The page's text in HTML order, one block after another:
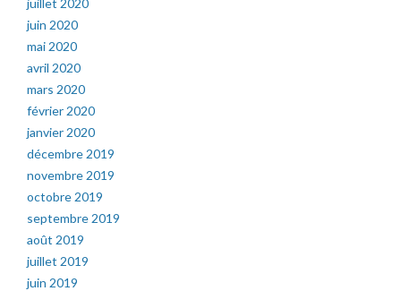
juin 2020
mai 2020
avril 2020
mars 2020
février 2020
janvier 2020
décembre 2019
novembre 2019
octobre 2019
septembre 2019
août 2019
juillet 2019
juin 2019